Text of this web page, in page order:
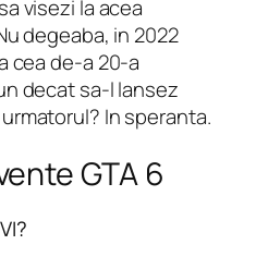
visezi la acea
degeaba, in 2022
cea de-a 20-a
decat sa-l lansez
In speranta.
GTA 6